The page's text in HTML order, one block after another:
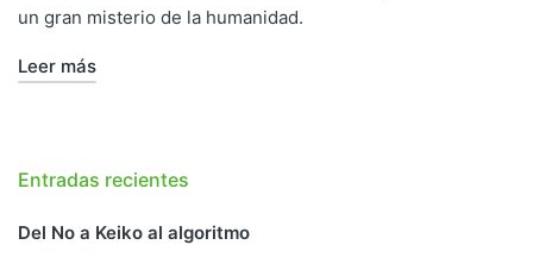
un gran misterio de la humanidad.
Leer más
Entradas recientes
Del No a Keiko al algoritmo